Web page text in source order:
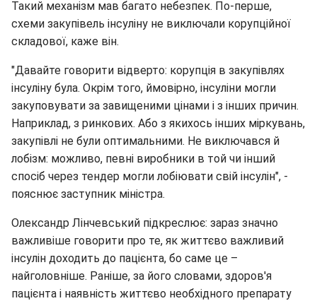
Такий механізм мав багато небезпек. По-перше,
схеми закупівель інсуліну не виключали корупційної
складової, каже він.
"Давайте говорити відверто: корупція в закупівлях
інсуліну була. Окрім того, ймовірно, інсуліни могли
закуповувати за завищеними цінами і з інших причин.
Наприклад, з ринкових. Або з якихось інших міркувань,
закупівлі не були оптимальними. Не виключався й
лобізм: можливо, певні виробники в той чи інший
спосіб через тендер могли лобіювати свій інсулін", -
пояснює заступник міністра.
Олександр Лінчевський підкреслює: зараз значно
важливіше говорити про те, як життєво важливий
інсулін доходить до пацієнта, бо саме це –
найголовніше. Раніше, за його словами, здоров'я
пацієнта і наявність життєво необхідного препарату